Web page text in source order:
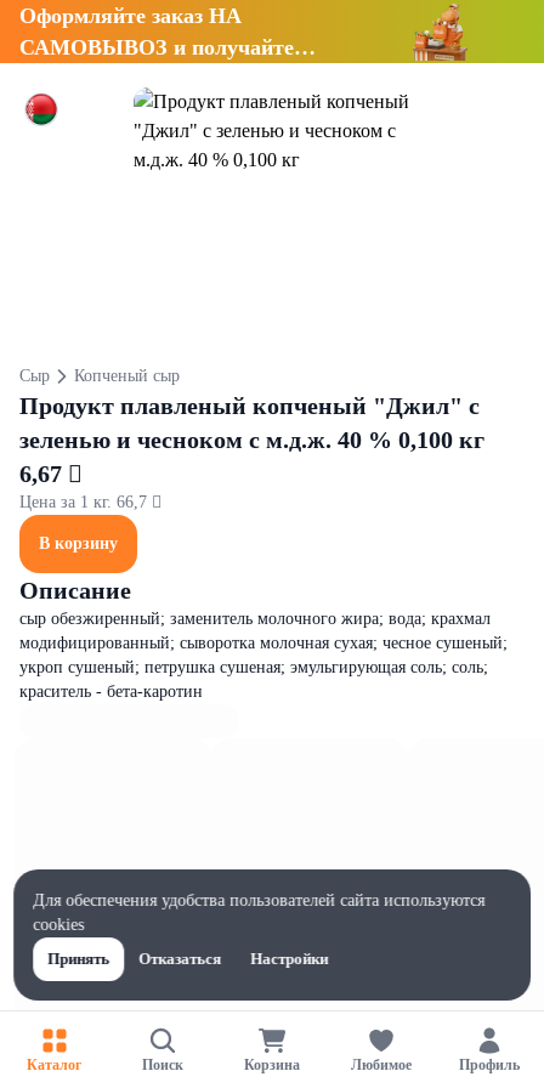
Оформляйте заказ НА
САМОВЫВОЗ и получайте
Сыр Копченый сыр
Продукт плавленый копченый "Джил" с
зеленью и чесноком с м.д.ж. 40 % 0,100 кг
6,67 
Цена за 1 кг. 66,7 
В корзину
Описание
сыр обезжиренный; заменитель молочного жира; вода; крахмал
модифицированный; сыворотка молочная сухая; чесное сушеный;
укроп сушеный; петрушка сушеная; эмульгирующая соль; соль;
краситель - бета-каротин
Каталог Поиск Корзина Любимое Профиль
Для обеспечения удобства пользователей сайта используются
cookies
Принять
Отказаться Настройки